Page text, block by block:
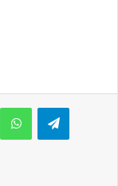
WhatsApp